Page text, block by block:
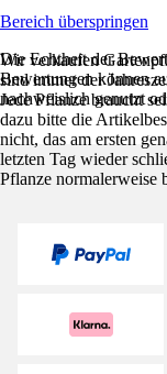
Wir verkaufen
sind immer der
Jede Pflanze braucht
dazu bitte die
nicht, das am ersten
letzten Tag wieder
Pflanze normalerweise
Bereich überspringen
Die Echtheit der
Bewertungen können
nachweislich genutzt